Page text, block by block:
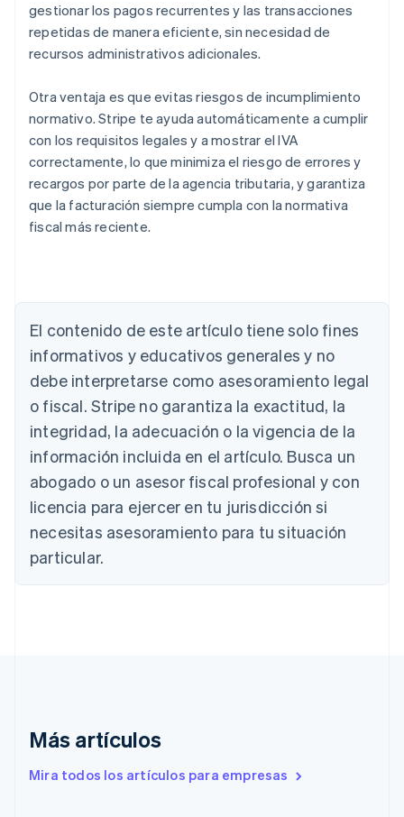
gestionar los pagos recurrentes y las transacciones
repetidas de manera eficiente, sin necesidad de
recursos administrativos adicionales.
Otra ventaja es que evitas riesgos de incumplimiento
normativo. Stripe te ayuda automáticamente a cumplir
con los requisitos legales y a mostrar el IVA
correctamente, lo que minimiza el riesgo de errores y
recargos por parte de la agencia tributaria, y garantiza
que la facturación siempre cumpla con la normativa
fiscal más reciente.
El contenido de este artículo tiene solo fines
informativos y educativos generales y no
debe interpretarse como asesoramiento legal
o fiscal. Stripe no garantiza la exactitud, la
integridad, la adecuación o la vigencia de la
información incluida en el artículo. Busca un
abogado o un asesor fiscal profesional y con
licencia para ejercer en tu jurisdicción si
necesitas asesoramiento para tu situación
particular.
Más artículos
Mira todos los artículos para empresas
DeutschEnglish
Australia
Austria
DeutschEnglish
Bélgica
Nederlands
Brasil
PortuguêsEnglish
Bulgaria
English
Canadá
English
China continental
简体中文English
English
English